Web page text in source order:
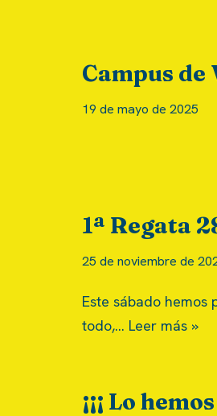
Campus de
19 de mayo de 2025
1ª Regata
25 de noviembre de
Este sábado hemos
todo,… Leer más »
¡¡¡ Lo